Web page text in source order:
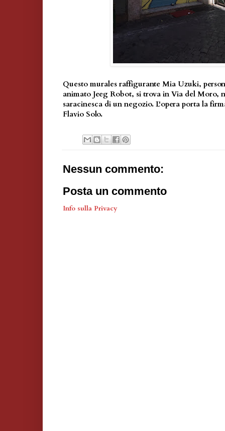
Questo murales raffigurante Mia Uzuki,
animato Jeeg Robot, si trova in Via del Moro,
saracinesca di un negozio. L'opera porta la
Flavio Solo.
Nessun commento:
Posta un commento
Info sulla Privacy